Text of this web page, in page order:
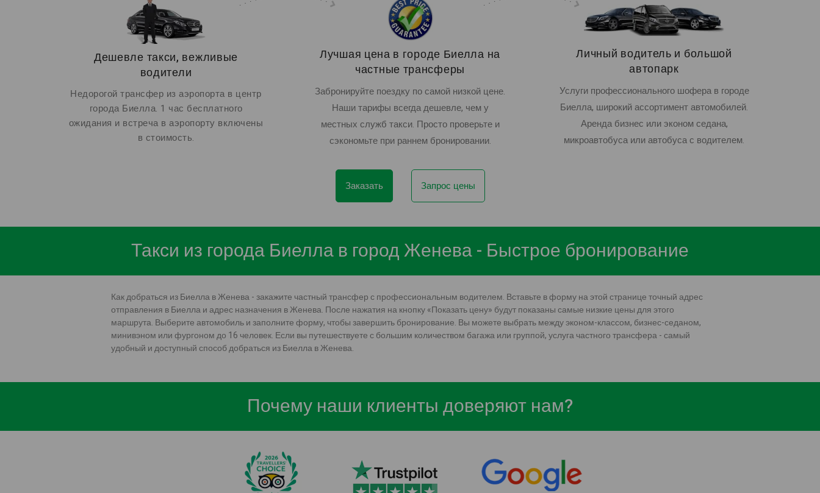
Дешевле такси, вежливые
водители
Недорогой трансфер из аэропорта в центр
города Биелла. 1 час бесплатного
ожидания и встреча в аэропорту включены
в стоимость.
Лучшая цена в городе Биелла на
частные трансферы
Забронируйте поездку по самой низкой цене.
Наши тарифы всегда дешевле, чем у
местных служб такси. Просто проверьте и
сэкономьте при раннем бронировании.
Личный водитель и большой
автопарк
Услуги профессионального шофера в городе
Биелла, широкий ассортимент автомобилей.
Аренда бизнес или эконом седана,
микроавтобуса или автобуса с водителем.
Заказать Запрос цены
Такси из города Биелла в город Женева - Быстрое бронирование
Как добраться из Биелла в Женева - закажите частный трансфер с профессиональным водителем. Вставьте в форму на этой странице точный адрес
отправления в Биелла и адрес назначения в Женева. После нажатия на кнопку «Показать цену» будут показаны самые низкие цены для этого
маршрута. Выберите автомобиль и заполните форму, чтобы завершить бронирование. Вы можете выбрать между эконом-классом, бизнес-седаном,
минивэном или фургоном до 16 человек. Если вы путешествуете с большим количеством багажа или группой, услуга частного трансфера - самый
удобный и доступный способ добраться из Биелла в Женева.
Почему наши клиенты доверяют нам?